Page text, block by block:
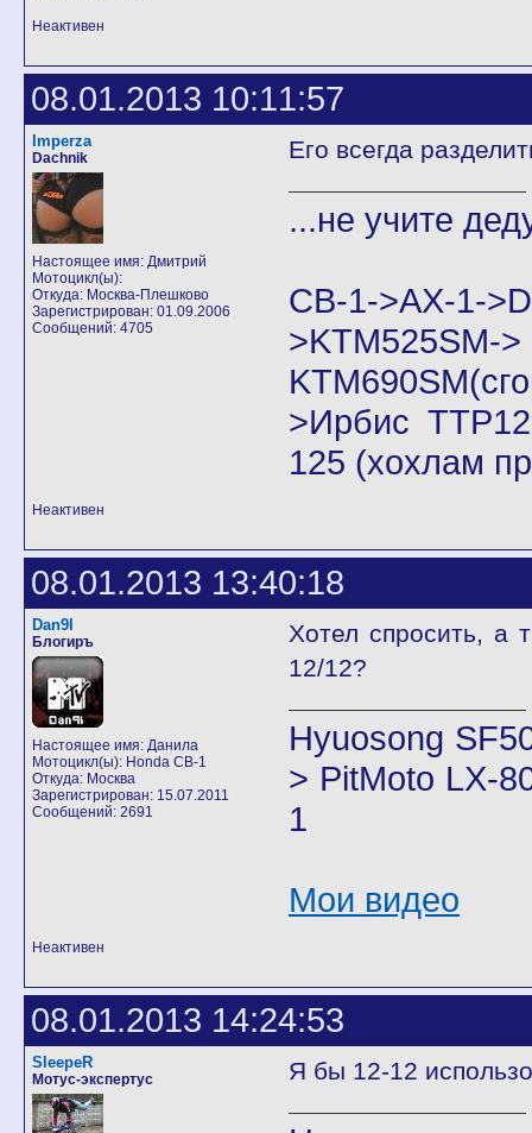
Неактивен
08.01.2013 10:11:57
Imperza
Dachnik
Настоящее имя: Дмитрий
Мотоцикл(ы):
Откуда: Москва-Плешково
Зарегистрирован: 01.09.2006
Сообщений: 4705
Его всегда
...не учите
CB-1->AX-
>KTM525SM->
>Ирбис
125 (хохлам
Неактивен
08.01.2013 13:40:18
Dan9I
Блогиръ
Настоящее имя: Данила
Мотоцикл(ы): Honda CB-1
Откуда: Москва
Зарегистрирован: 15.07.2011
Сообщений: 2691
Хотел спросить, а
12/12?
Hyuosong
> PitMoto LX-
1
Мои видео
Неактивен
08.01.2013 14:24:53
SleepeR
Мотус-экспертус Я бы 12-12